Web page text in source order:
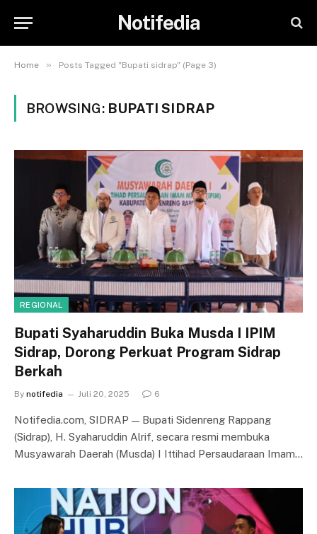
Notifedia
Home » Posts Tagged "Bupati sidrap" (Page 3)
BROWSING: BUPATI SIDRAP
REGIONAL
Bupati Syaharuddin Buka Musda I IPIM
Sidrap, Dorong Perkuat Program Sidrap
Berkah
By notifedia Juli 20, 2025 6
Notifedia.com, SIDRAP — Bupati Sidenreng Rappang
(Sidrap), H. Syaharuddin Alrif, secara resmi membuka
Musyawarah Daerah (Musda) I Ittihad Persaudaraan Imam…